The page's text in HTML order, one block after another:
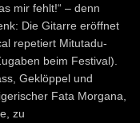
mir fehlt!“ – denn
Die Gitarre eröffnet
repetiert Mitutadu-
beim Festival).
Geklöppel und
Fata Morgana,
zu